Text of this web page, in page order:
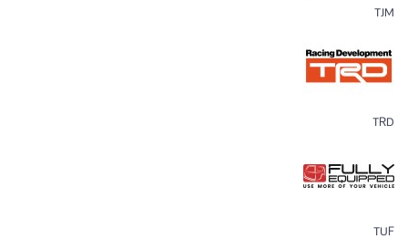
TJM
TRD
TUF